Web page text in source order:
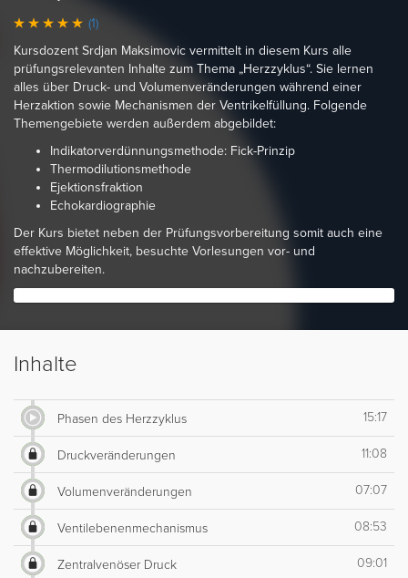
(1)
Kursdozent Srdjan Maksimovic vermittelt in diesem Kurs alle
prüfungsrelevanten Inhalte zum Thema „Herzzyklus“. Sie lernen
alles über Druck- und Volumenveränderungen während einer
Herzaktion sowie Mechanismen der Ventrikelfüllung. Folgende
Themengebiete werden außerdem abgebildet:
Indikatorverdünnungsmethode: Fick-Prinzip
Thermodilutionsmethode
Ejektionsfraktion
Echokardiographie
Der Kurs bietet neben der Prüfungsvorbereitung somit auch eine
effektive Möglichkeit, besuchte Vorlesungen vor- und
nachzubereiten.
Inhalte
Phasen des Herzzyklus 15:17
Druckveränderungen 11:08
Volumenveränderungen 07:07
Ventilebenenmechanismus 08:53
Zentralvenöser Druck 09:01